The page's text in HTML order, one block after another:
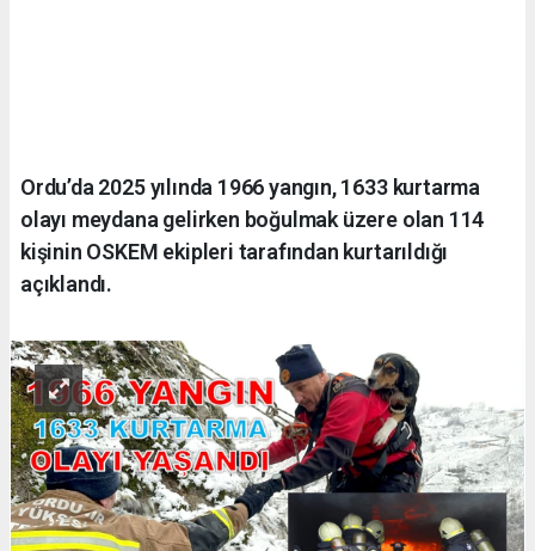
Ordu’da 2025 yılında 1966 yangın, 1633 kurtarma
olayı meydana gelirken boğulmak üzere olan 114
kişinin OSKEM ekipleri tarafından kurtarıldığı
açıklandı.